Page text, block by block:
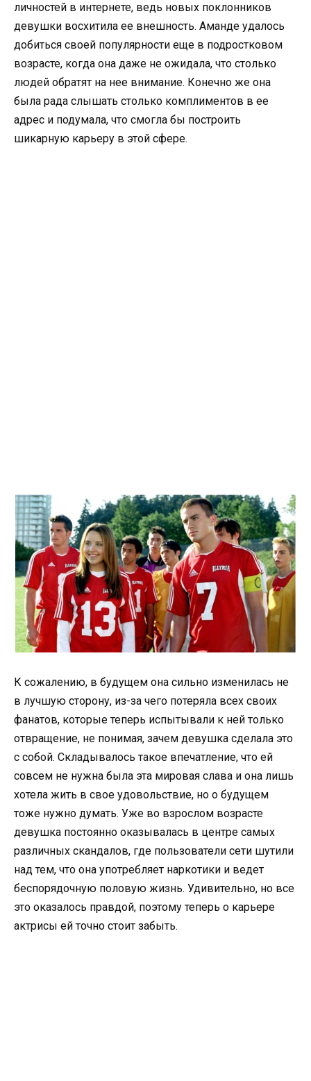
личностей в интернете, ведь новых поклонников
девушки восхитила ее внешность. Аманде удалось
добиться своей популярности еще в подростковом
возрасте, когда она даже не ожидала, что столько
людей обратят на нее внимание. Конечно же она
была рада слышать столько комплиментов в ее
адрес и подумала, что смогла бы построить
шикарную карьеру в этой сфере.
К сожалению, в будущем она сильно изменилась не
в лучшую сторону, из-за чего потеряла всех своих
фанатов, которые теперь испытывали к ней только
отвращение, не понимая, зачем девушка сделала это
с собой. Складывалось такое впечатление, что ей
совсем не нужна была эта мировая слава и она лишь
хотела жить в свое удовольствие, но о будущем
тоже нужно думать. Уже во взрослом возрасте
девушка постоянно оказывалась в центре самых
различных скандалов, где пользователи сети шутили
над тем, что она употребляет наркотики и ведет
беспорядочную половую жизнь. Удивительно, но все
это оказалось правдой, поэтому теперь о карьере
актрисы ей точно стоит забыть.